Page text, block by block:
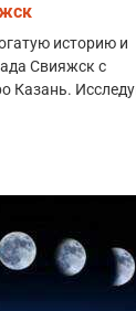
историю и
Свияжск с
Казань.